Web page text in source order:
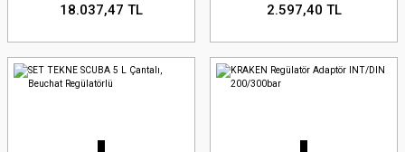
18.037,47 TL 2.597,40 TL